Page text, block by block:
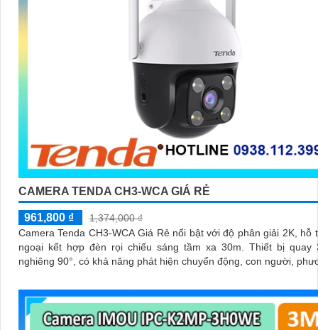
CAMERA TENDA CH3-WCA GIÁ RẺ
961,800 ₫
1,374,000 ₫
Camera Tenda CH3-WCA Giá Rẻ nổi bật với độ phân giải 2K, hỗ
ngoại kết hợp đèn rọi chiếu sáng tầm xa 30m. Thiết bị quay 355° và
nghiêng 90°, có khả năng phát hiện chuyển động, con người,